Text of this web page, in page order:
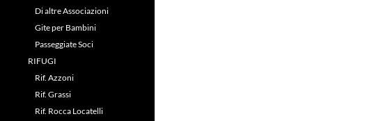
Di altre Associazioni
Gite per Bambini
Passeggiate Soci
RIFUGI
Rif. Azzoni
Rif. Grassi
Rif. Rocca Locatelli